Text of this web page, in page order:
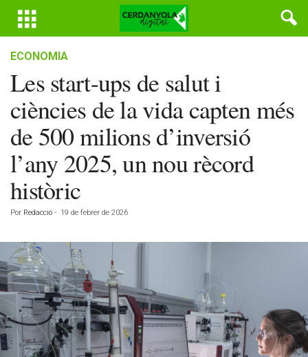
ECONOMIA
Les start-ups de salut i
ciències de la vida capten més
de 500 milions d’inversió
l’any 2025, un nou rècord
històric
Por Redacció - 19 de febrer de 2026